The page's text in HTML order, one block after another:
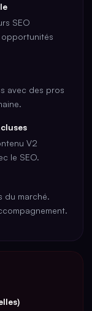
SEO
avec des pros
V2
le SEO.
du marché.